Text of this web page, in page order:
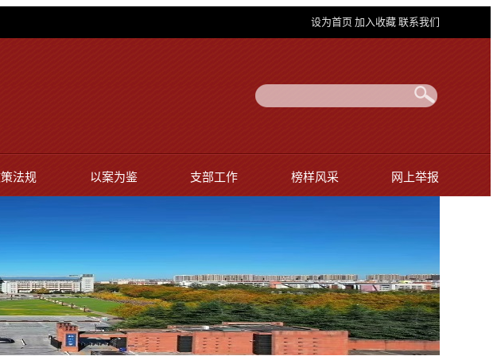
设为首页 加入收藏 联系我们
法规 以案为鉴 支部工作 榜样风采 网上举报